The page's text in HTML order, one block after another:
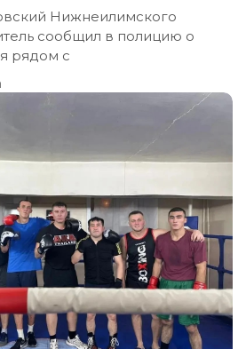
Нижнеилимского
сообщил в полицию о
рядом с